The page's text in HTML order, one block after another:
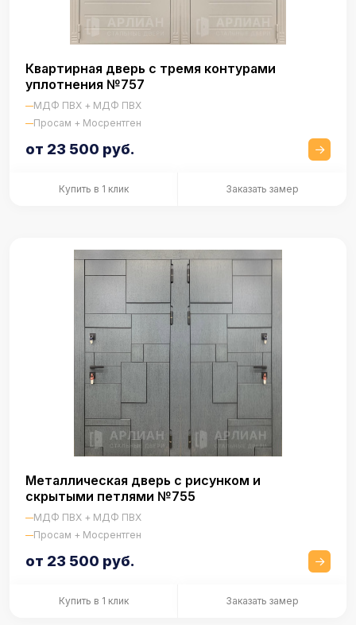
Квартирная дверь с тремя контурами
уплотнения №757
МДФ ПВХ + МДФ ПВХ
Просам + Мосрентген
от 23 500 руб.
Купить в 1 клик Заказать замер
Металлическая дверь с рисунком и
скрытыми петлями №755
МДФ ПВХ + МДФ ПВХ
Просам + Мосрентген
от 23 500 руб.
Купить в 1 клик Заказать замер